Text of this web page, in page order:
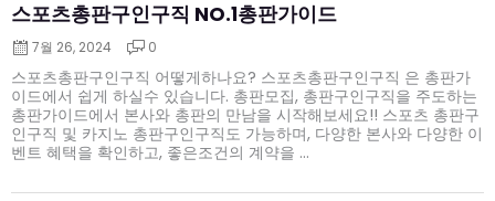
스포츠총판구인구직 NO.1총판가이드
7월 26, 2024 0
스포츠총판구인구직 어떻게하나요? 스포츠총판구인구직 은 총판가
이드에서 쉽게 하실수 있습니다. 총판모집, 총판구인구직을 주도하는
총판가이드에서 본사와 총판의 만남을 시작해보세요!! 스포츠 총판구
인구직 및 카지노 총판구인구직도 가능하며, 다양한 본사와 다양한 이
벤트 혜택을 확인하고, 좋은조건의 계약을 ...